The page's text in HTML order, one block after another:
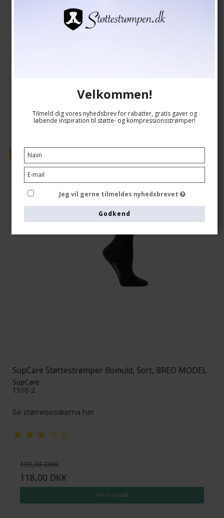
Tilbud
SupCare Støttestrømper Bomuld, Sort, BRED MODEL
SupCare
1510-2
Se størrelsesskema her
139,00 DKK
118,00 DKK
Vis produkt
Velkommen!
Tilmeld dig vores nyhedsbrev for rabatter, gratis gaver og
løbende inspiration til støtte- og kompressionsstrømper!
Jeg vil gerne tilmeldes nyhedsbrevet
Godkend